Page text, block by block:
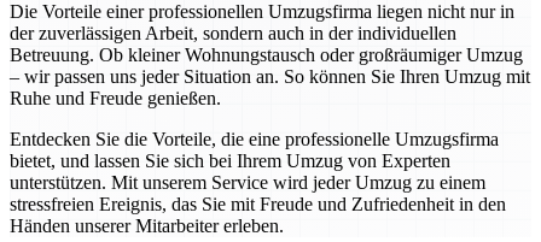
Die Vorteile einer professionellen Umzugsfirma liegen nicht nur in
der zuverlässigen Arbeit, sondern auch in der individuellen
Betreuung. Ob kleiner Wohnungstausch oder großräumiger Umzug
– wir passen uns jeder Situation an. So können Sie Ihren Umzug mit
Ruhe und Freude genießen.
Entdecken Sie die Vorteile, die eine professionelle Umzugsfirma
bietet, und lassen Sie sich bei Ihrem Umzug von Experten
unterstützen. Mit unserem Service wird jeder Umzug zu einem
stressfreien Ereignis, das Sie mit Freude und Zufriedenheit in den
Händen unserer Mitarbeiter erleben.